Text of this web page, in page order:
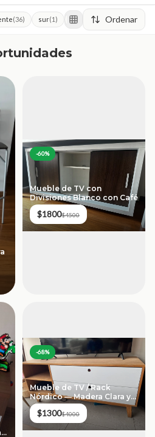
(36) sur(1) norte oriente
Ordenar
-60%
Mueble de TV con
Divisiones Blanco con Café
$1800$4500
-68%
Mueble de TV / Rack
Nórdico — Madera Clara y
Blanco
$1300$4000